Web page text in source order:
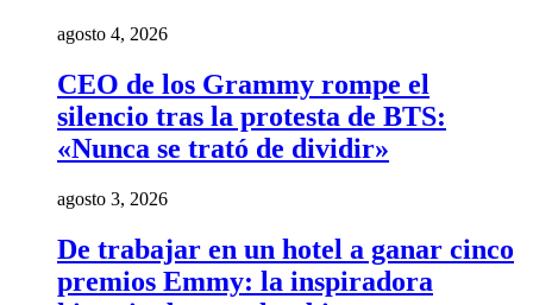
agosto 4, 2026
CEO de los Grammy rompe el
silencio tras la protesta de BTS:
«Nunca se trató de dividir»
agosto 3, 2026
De trabajar en un hotel a ganar cinco
premios Emmy: la inspiradora